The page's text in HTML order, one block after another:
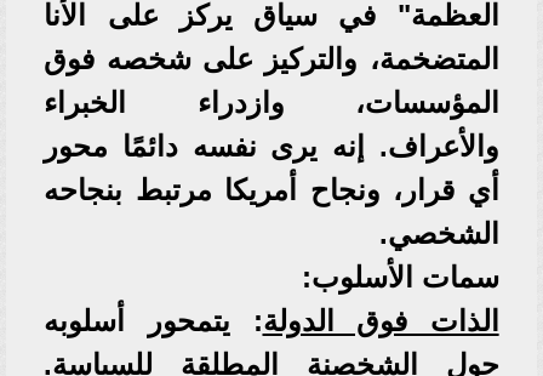
العظمة" في سياق يركز على الأنا
المتضخمة، والتركيز على شخصه فوق
المؤسسات، وازدراء الخبراء
والأعراف. إنه يرى نفسه دائمًا محور
أي قرار، ونجاح أمريكا مرتبط بنجاحه
الشخصي.
​سمات الأسلوب:
​الذات فوق الدولة: يتمحور أسلوبه
حول الشخصنة المطلقة للسياسة.